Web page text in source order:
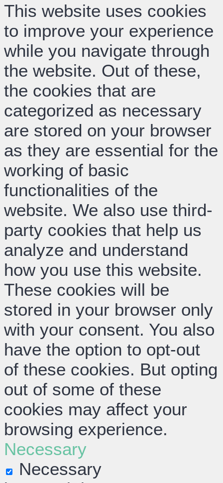
This website uses cookies
to improve your experience
while you navigate through
the website. Out of these,
the cookies that are
categorized as necessary
are stored on your browser
as they are essential for the
working of basic
functionalities of the
website. We also use third-
party cookies that help us
analyze and understand
how you use this website.
These cookies will be
stored in your browser only
with your consent. You also
have the option to opt-out
of these cookies. But opting
out of some of these
cookies may affect your
browsing experience.
Necessary
Necessary